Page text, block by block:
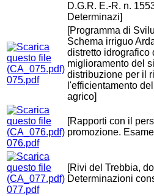
D.G.R. E.-R. n.
Determinazi]
075.pdf
[Programma di
Schema irriguo
distretto idrografico
miglioramento del
distribuzione per il
l'efficientamento
agrico]
076.pdf
[Rapporti con il
promozione.
077.pdf
[Rivi del Trebbia,
Determinazioni